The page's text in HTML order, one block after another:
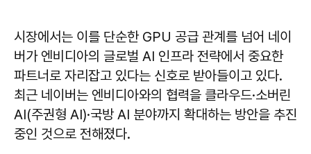
시장에서는 이를 단순한 GPU 공급 관계를 넘어 네이
버가 엔비디아의 글로벌 AI 인프라 전략에서 중요한
파트너로 자리잡고 있다는 신호로 받아들이고 있다.
최근 네이버는 엔비디아와의 협력을 클라우드·소버린
AI(주권형 AI)·국방 AI 분야까지 확대하는 방안을 추진
중인 것으로 전해졌다.